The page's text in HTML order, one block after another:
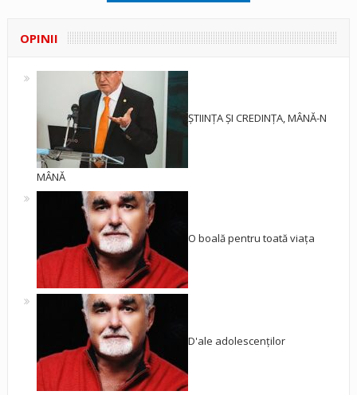
OPINII
ȘTIINȚA ȘI CREDINȚA, MÂNĂ-N
MÂNĂ
O boală pentru toată viața
D'ale adolescenților